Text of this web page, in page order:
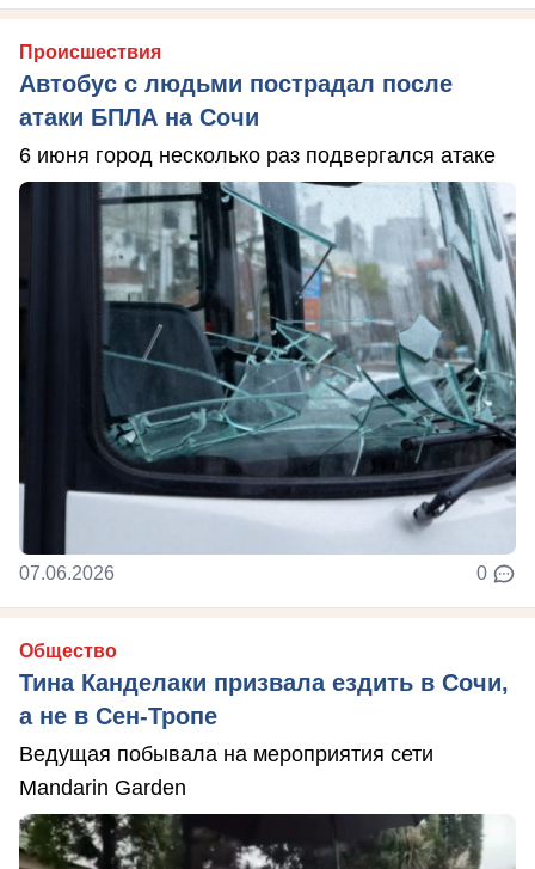
Происшествия
Автобус с людьми пострадал после
атаки БПЛА на Сочи
6 июня город несколько раз подвергался атаке
07.06.2026 0
Общество
Тина Канделаки призвала ездить в Сочи,
а не в Сен-Тропе
Ведущая побывала на мероприятия сети
Mandarin Garden